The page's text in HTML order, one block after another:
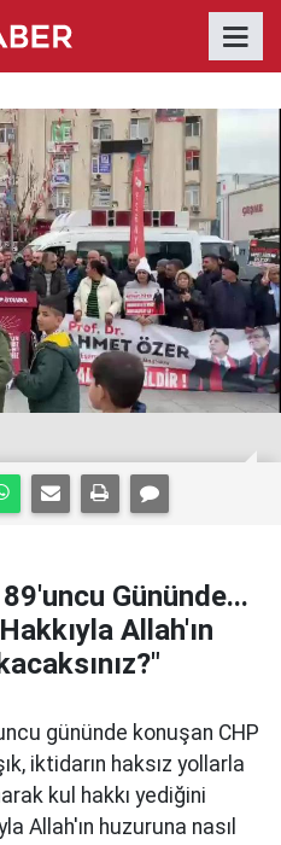
Gününde...
Allah'ın
gününde konuşan CHP
iktidarın haksız yollarla
kul hakkı yediğini
Allah'ın huzuruna nasıl